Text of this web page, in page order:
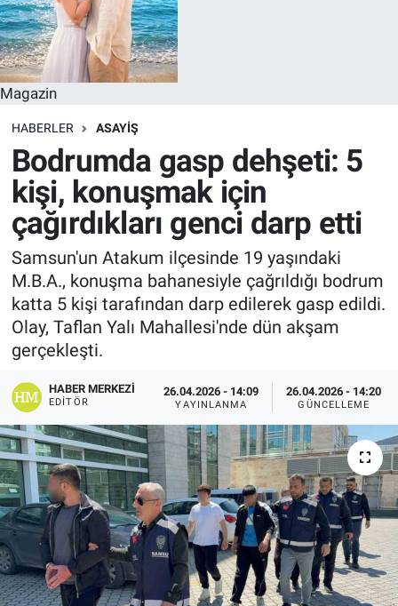
Magazin
HABERLER ASAYIŞ
Bodrumda gasp dehşeti: 5
kişi, konuşmak için
çağırdıkları genci darp etti
Samsun'un Atakum ilçesinde 19 yaşındaki
M.B.A., konuşma bahanesiyle çağrıldığı bodrum
katta 5 kişi tarafından darp edilerek gasp edildi.
Olay, Taflan Yalı Mahallesi'nde dün akşam
gerçekleşti.
HABER MERKEZI
EDITÖR
26.04.2026 - 14:09
YAYINLANMA
26.04.2026 - 14:20
GÜNCELLEME